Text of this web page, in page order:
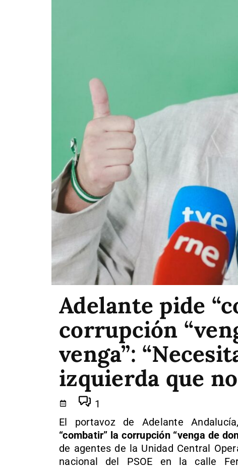
Adelante pide
corrupción
venga”:
izquierda que
1
El portavoz de Adelante
“combatir” la corrupción “venga de
de agentes de la Unidad Central
nacional del PSOE en la calle